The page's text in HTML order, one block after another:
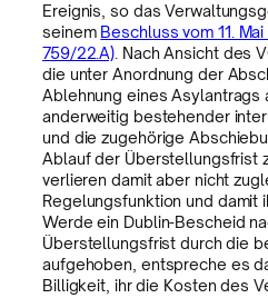
Ereignis, so das
seinem Beschluss vom 11.
759/22.A) . Nach Ansicht des
die unter Anordnung der
Ablehnung eines Asylantrags
anderweitig bestehender
und die zugehörige
Ablauf der Überstellungsfrist
verlieren damit aber nicht
Regelungsfunktion und damit
Werde ein Dublin-Bescheid
Überstellungsfrist durch die
aufgehoben, entspreche es
Billigkeit, ihr die Kosten des